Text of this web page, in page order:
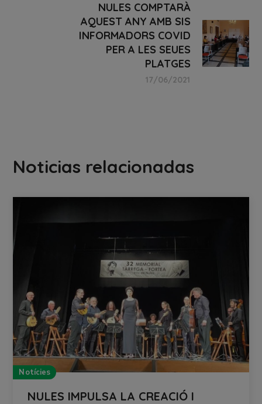
NULES COMPTARÀ
AQUEST ANY AMB SIS
INFORMADORS COVID
PER A LES SEUES
PLATGES
17/06/2021
Noticias relacionadas
Notícies
NULES IMPULSA LA CREACIÓ I